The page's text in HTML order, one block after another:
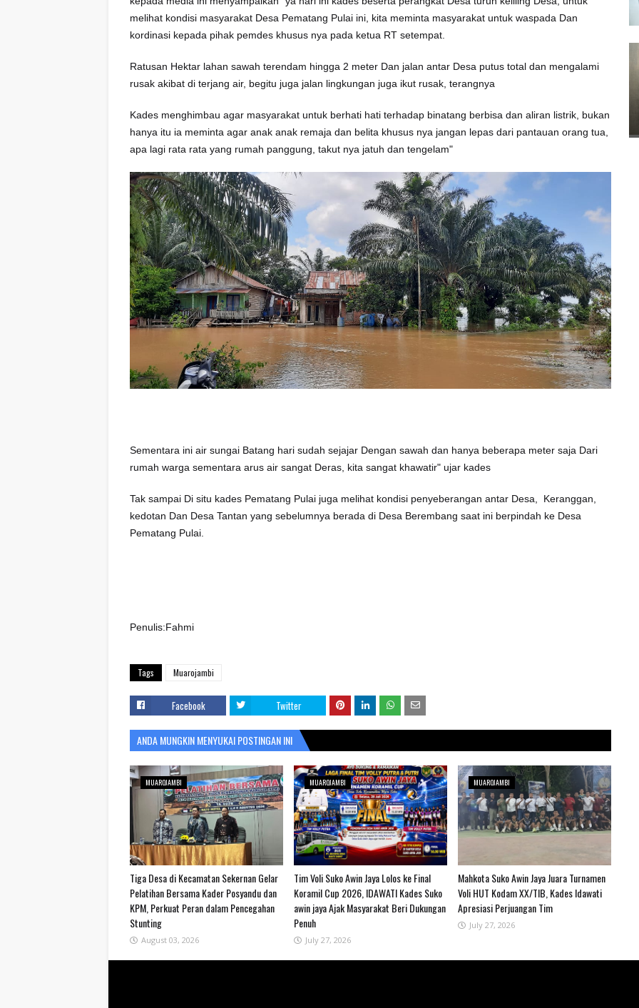
melihat kondisi masyarakat Desa Pematang Pulai ini, kita meminta masyarakat untuk waspada Dan
kordinasi kepada pihak pemdes khusus nya pada ketua RT setempat.
Ratusan Hektar lahan sawah terendam hingga 2 meter Dan jalan antar Desa putus total dan mengalami
rusak akibat di terjang air, begitu juga jalan lingkungan juga ikut rusak, terangnya
Kades menghimbau agar masyarakat untuk berhati hati terhadap binatang berbisa dan aliran listrik, bukan
hanya itu ia meminta agar anak anak remaja dan belita khusus nya jangan lepas dari pantauan orang tua,
apa lagi rata rata yang rumah panggung, takut nya jatuh dan tengelam"
Sementara ini air sungai Batang hari sudah sejajar Dengan sawah dan hanya beberapa meter saja Dari
rumah warga sementara arus air sangat Deras, kita sangat khawatir" ujar kades
Tak sampai Di situ kades Pematang Pulai juga melihat kondisi penyeberangan antar Desa, Keranggan,
kedotan Dan Desa Tantan yang sebelumnya berada di Desa Berembang saat ini berpindah ke Desa
Pematang Pulai.
Penulis:Fahmi
Tags Muarojambi
Facebook Twitter
ANDA MUNGKIN MENYUKAI POSTINGAN INI
MUAROJAMBI
Tiga Desa di Kecamatan Sekernan Gelar
Pelatihan Bersama Kader Posyandu dan
KPM, Perkuat Peran dalam Pencegahan
Stunting
August 03, 2026
MUAROJAMBI
Tim Voli Suko Awin Jaya Lolos ke Final
Koramil Cup 2026, IDAWATI Kades Suko
awin jaya Ajak Masyarakat Beri Dukungan
Penuh
July 27, 2026
MUAROJAMBI
Mahkota Suko Awin Jaya Juara Turnamen
Voli HUT Kodam XX/TIB, Kades Idawati
Apresiasi Perjuangan Tim
July 27, 2026